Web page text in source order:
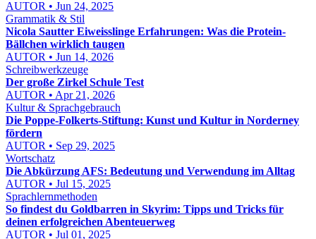
AUTOR • Jun 24, 2025
Grammatik & Stil
Nicola Sautter Eiweisslinge Erfahrungen: Was die Protein-
Bällchen wirklich taugen
AUTOR • Jun 14, 2026
Schreibwerkzeuge
Der große Zirkel Schule Test
AUTOR • Apr 21, 2026
Kultur & Sprachgebrauch
Die Poppe-Folkerts-Stiftung: Kunst und Kultur in Norderney
fördern
AUTOR • Sep 29, 2025
Wortschatz
Die Abkürzung AFS: Bedeutung und Verwendung im Alltag
AUTOR • Jul 15, 2025
Sprachlernmethoden
So findest du Goldbarren in Skyrim: Tipps und Tricks für
deinen erfolgreichen Abenteuerweg
AUTOR • Jul 01, 2025